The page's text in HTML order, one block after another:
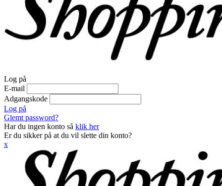
Log på
E-mail
Adgangskode
Log på
Glemt password?
Har du ingen konto så klik her
Er du sikker på at du vil slette din konto?
x